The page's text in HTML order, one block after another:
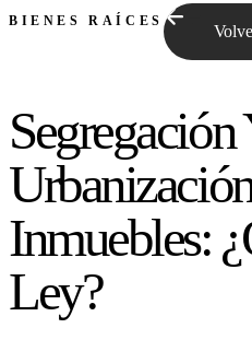
Preguntale a Qe...
BIENES RAÍCES
Segregación
Inmuebles:
Ley?